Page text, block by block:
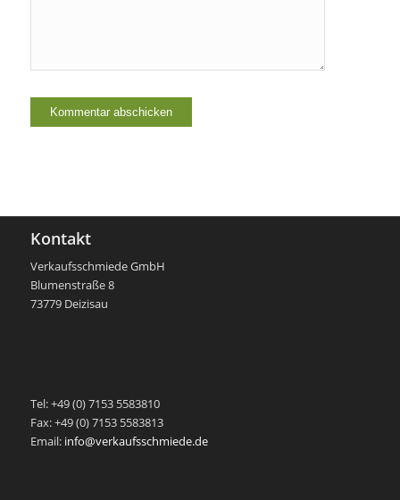
Kontakt
Verkaufsschmiede GmbH
Blumenstraße 8
73779 Deizisau
Tel: +49 (0) 7153 5583810
Fax: +49 (0) 7153 5583813
Email: info@verkaufsschmiede.de